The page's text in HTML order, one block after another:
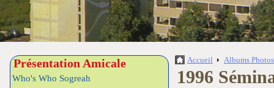
Présentation Amicale
Who's Who Sogreah
Accueil Albums
1996